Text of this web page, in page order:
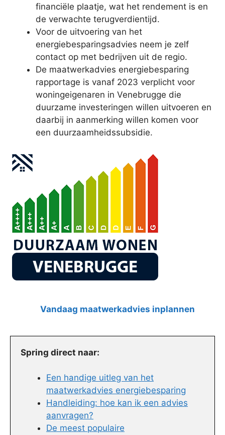
financiële plaatje, wat het rendement is en
de verwachte terugverdientijd.
Voor de uitvoering van het
energiebesparingsadvies neem je zelf
contact op met bedrijven uit de regio.
De maatwerkadvies energiebesparing
rapportage is vanaf 2023 verplicht voor
woningeigenaren in Venebrugge die
duurzame investeringen willen uitvoeren en
daarbij in aanmerking willen komen voor
een duurzaamheidssubsidie.
Vandaag maatwerkadvies inplannen
Spring direct naar:
Een handige uitleg van het
maatwerkadvies energiebesparing
Handleiding: hoe kan ik een advies
aanvragen?
De meest populaire